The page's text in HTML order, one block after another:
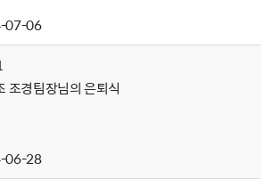
07-06
조경팀장님의 은퇴식
06-28